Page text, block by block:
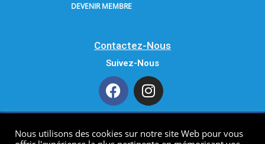
DEVENIR MEMBRE
Contactez-Nous
Suivez-Nous
Copyright 2021 AODF. All Rights Reserved.
Nous utilisons des cookies sur notre site Web pour vous